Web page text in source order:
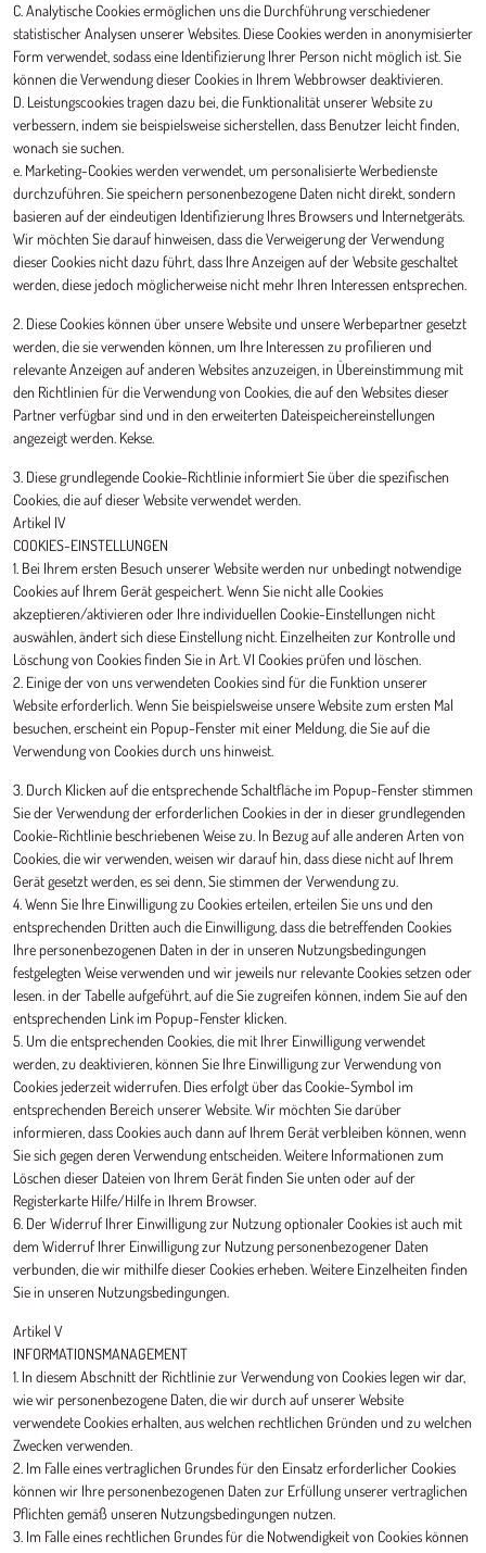
C. Analytische Cookies ermöglichen uns die Durchführung verschiedener
statistischer Analysen unserer Websites. Diese Cookies werden in anonymisierter
Form verwendet, sodass eine Identifizierung Ihrer Person nicht möglich ist. Sie
können die Verwendung dieser Cookies in Ihrem Webbrowser deaktivieren.
D. Leistungscookies tragen dazu bei, die Funktionalität unserer Website zu
verbessern, indem sie beispielsweise sicherstellen, dass Benutzer leicht finden,
wonach sie suchen.
e. Marketing-Cookies werden verwendet, um personalisierte Werbedienste
durchzuführen. Sie speichern personenbezogene Daten nicht direkt, sondern
basieren auf der eindeutigen Identifizierung Ihres Browsers und Internetgeräts.
Wir möchten Sie darauf hinweisen, dass die Verweigerung der Verwendung
dieser Cookies nicht dazu führt, dass Ihre Anzeigen auf der Website geschaltet
werden, diese jedoch möglicherweise nicht mehr Ihren Interessen entsprechen.
2. Diese Cookies können über unsere Website und unsere Werbepartner gesetzt
werden, die sie verwenden können, um Ihre Interessen zu profilieren und
relevante Anzeigen auf anderen Websites anzuzeigen, in Übereinstimmung mit
den Richtlinien für die Verwendung von Cookies, die auf den Websites dieser
Partner verfügbar sind und in den erweiterten Dateispeichereinstellungen
angezeigt werden. Kekse.
3. Diese grundlegende Cookie-Richtlinie informiert Sie über die spezifischen
Cookies, die auf dieser Website verwendet werden.
Artikel IV
COOKIES-EINSTELLUNGEN
1. Bei Ihrem ersten Besuch unserer Website werden nur unbedingt notwendige
Cookies auf Ihrem Gerät gespeichert. Wenn Sie nicht alle Cookies
akzeptieren/aktivieren oder Ihre individuellen Cookie-Einstellungen nicht
auswählen, ändert sich diese Einstellung nicht. Einzelheiten zur Kontrolle und
Löschung von Cookies finden Sie in Art. VI Cookies prüfen und löschen.
2. Einige der von uns verwendeten Cookies sind für die Funktion unserer
Website erforderlich. Wenn Sie beispielsweise unsere Website zum ersten Mal
besuchen, erscheint ein Popup-Fenster mit einer Meldung, die Sie auf die
Verwendung von Cookies durch uns hinweist.
3. Durch Klicken auf die entsprechende Schaltfläche im Popup-Fenster stimmen
Sie der Verwendung der erforderlichen Cookies in der in dieser grundlegenden
Cookie-Richtlinie beschriebenen Weise zu. In Bezug auf alle anderen Arten von
Cookies, die wir verwenden, weisen wir darauf hin, dass diese nicht auf Ihrem
Gerät gesetzt werden, es sei denn, Sie stimmen der Verwendung zu.
4. Wenn Sie Ihre Einwilligung zu Cookies erteilen, erteilen Sie uns und den
entsprechenden Dritten auch die Einwilligung, dass die betreffenden Cookies
Ihre personenbezogenen Daten in der in unseren Nutzungsbedingungen
festgelegten Weise verwenden und wir jeweils nur relevante Cookies setzen oder
lesen. in der Tabelle aufgeführt, auf die Sie zugreifen können, indem Sie auf den
entsprechenden Link im Popup-Fenster klicken.
5. Um die entsprechenden Cookies, die mit Ihrer Einwilligung verwendet
werden, zu deaktivieren, können Sie Ihre Einwilligung zur Verwendung von
Cookies jederzeit widerrufen. Dies erfolgt über das Cookie-Symbol im
entsprechenden Bereich unserer Website. Wir möchten Sie darüber
informieren, dass Cookies auch dann auf Ihrem Gerät verbleiben können, wenn
Sie sich gegen deren Verwendung entscheiden. Weitere Informationen zum
Löschen dieser Dateien von Ihrem Gerät finden Sie unten oder auf der
Registerkarte Hilfe/Hilfe in Ihrem Browser.
6. Der Widerruf Ihrer Einwilligung zur Nutzung optionaler Cookies ist auch mit
dem Widerruf Ihrer Einwilligung zur Nutzung personenbezogener Daten
verbunden, die wir mithilfe dieser Cookies erheben. Weitere Einzelheiten finden
Sie in unseren Nutzungsbedingungen.
Artikel V
INFORMATIONSMANAGEMENT
1. In diesem Abschnitt der Richtlinie zur Verwendung von Cookies legen wir dar,
wie wir personenbezogene Daten, die wir durch auf unserer Website
verwendete Cookies erhalten, aus welchen rechtlichen Gründen und zu welchen
Zwecken verwenden.
2. Im Falle eines vertraglichen Grundes für den Einsatz erforderlicher Cookies
können wir Ihre personenbezogenen Daten zur Erfüllung unserer vertraglichen
Pflichten gemäß unseren Nutzungsbedingungen nutzen.
3. Im Falle eines rechtlichen Grundes für die Notwendigkeit von Cookies können